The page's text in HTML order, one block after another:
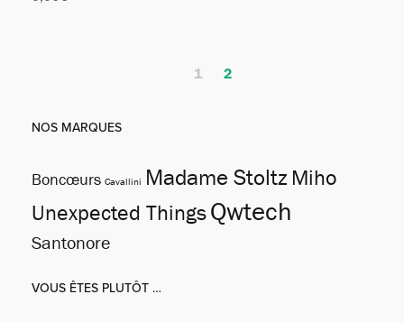
1 2
NOS MARQUES
Boncœurs Cavallini Madame Stoltz Miho
Unexpected ThingsQwtech
Santonore
VOUS ÊTES PLUTÔT …